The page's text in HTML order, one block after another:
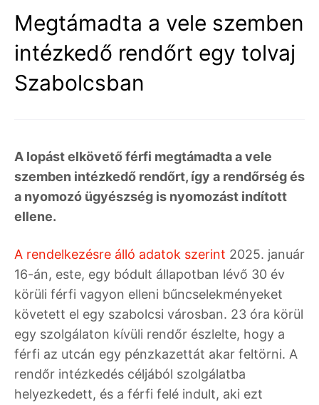
Megtámadta a vele szemben
intézkedő rendőrt egy tolvaj
Szabolcsban
A lopást elkövető férfi megtámadta a vele
szemben intézkedő rendőrt, így a rendőrség és
a nyomozó ügyészség is nyomozást indított
ellene.
A rendelkezésre álló adatok szerint 2025. január
16-án, este, egy bódult állapotban lévő 30 év
körüli férfi vagyon elleni bűncselekményeket
követett el egy szabolcsi városban. 23 óra körül
egy szolgálaton kívüli rendőr észlelte, hogy a
férfi az utcán egy pénzkazettát akar feltörni. A
rendőr intézkedés céljából szolgálatba
helyezkedett, és a férfi felé indult, aki ezt